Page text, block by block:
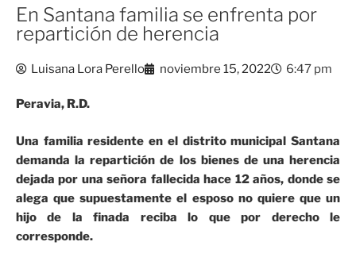
En Santana familia se enfrenta por
repartición de herencia
Luisana Lora Perello noviembre 15, 2022 6:47 pm
Peravia, R.D.
Una familia residente en el distrito municipal Santana
demanda la repartición de los bienes de una herencia
dejada por una señora fallecida hace 12 años, donde se
alega que supuestamente el esposo no quiere que un
hijo de la finada reciba lo que por derecho le
corresponde.